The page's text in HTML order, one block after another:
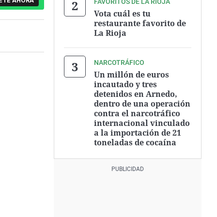
Vota cuál es tu
restaurante favorito de
La Rioja
NARCOTRÁFICO
Un millón de euros
incautado y tres
detenidos en Arnedo,
dentro de una operación
contra el narcotráfico
internacional vinculado
a la importación de 21
toneladas de cocaína